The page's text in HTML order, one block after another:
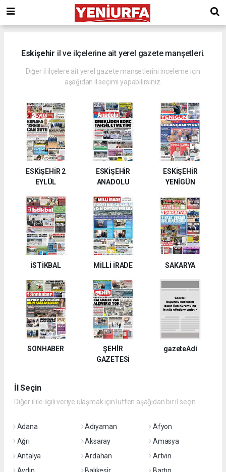
Eskişehir il ve ilçelerine ait yerel gazete manşetleri.
Diğer il ilçelere ait yerel gazete manşetlerini inceleme için
aşağıdan il seçimi yapabilirsiniz.
ESKİŞEHİR 2
EYLÜL
ESKİŞEHİR
ANADOLU
ESKİŞEHİR
YENİGÜN
İSTİKBAL MİLLİ İRADE SAKARYA
SONHABER
ŞEHİR
GAZETESİ
gazeteAdi
İl Seçin
Diğer il ile ilgili veriye ulaşmak için lütfen aşağıdan bir il seçin
Adana Adıyaman
Afyon
Ağrı
Aksaray
Amasya
Antalya
Ardahan
Artvin